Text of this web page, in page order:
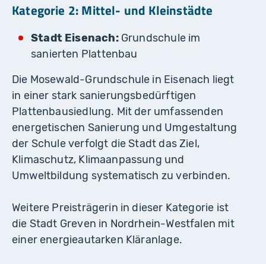
Kategorie 2: Mittel- und Kleinstädte
Stadt Eisenach: Grundschule im
sanierten Plattenbau
Die Mosewald-Grundschule in Eisenach liegt
in einer stark sanierungsbedürftigen
Plattenbausiedlung. Mit der umfassenden
energetischen Sanierung und Umgestaltung
der Schule verfolgt die Stadt das Ziel,
Klimaschutz, Klimaanpassung und
Umweltbildung systematisch zu verbinden.
Weitere Preisträgerin in dieser Kategorie ist
die Stadt Greven in Nordrhein-Westfalen mit
einer energieautarken Kläranlage.